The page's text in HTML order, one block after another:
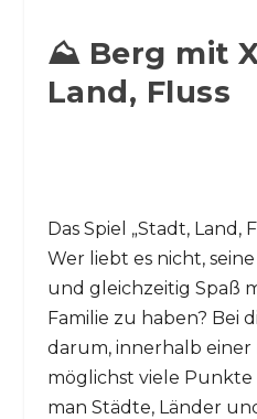
⛰️ Berg mit
Land, Fluss
Das Spiel „Stadt, Land,
Wer liebt es nicht,
und gleichzeitig Spaß
Familie zu haben? Bei
darum, innerhalb
möglichst viele Punkte
man Städte, Länder